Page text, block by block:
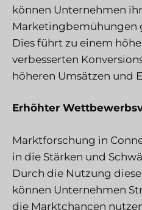
können Unternehmen
Marketingbemühungen
Dies führt zu einem
verbesserten
höheren Umsätzen und
Erhöhter
Marktforschung in
in die Stärken und
Durch die Nutzung
können Unternehmen
die Marktchancen